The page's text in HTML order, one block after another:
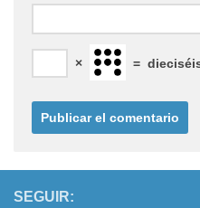
× =
SEGUIR: